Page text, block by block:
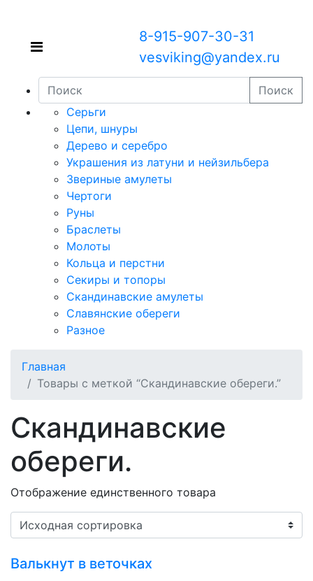
8-915-907-30-31
vesviking@yandex.ru
Поиск
Серьги
Цепи, шнуры
Дерево и серебро
Украшения из латуни и нейзильбера
Звериные амулеты
Чертоги
Руны
Браслеты
Молоты
Кольца и перстни
Секиры и топоры
Скандинавские амулеты
Славянские обереги
Разное
Главная
Товары с меткой “Скандинавские обереги.”
Скандинавские
обереги.
Отображение единственного товара
Валькнут в веточках